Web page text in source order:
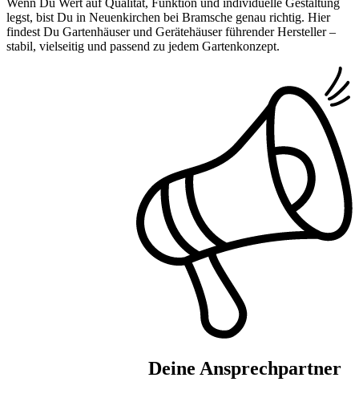
Wenn Du Wert auf Qualität, Funktion und individuelle Gestaltung
legst, bist Du in Neuenkirchen bei Bramsche genau richtig. Hier
findest Du Gartenhäuser und Gerätehäuser führender Hersteller –
stabil, vielseitig und passend zu jedem Gartenkonzept.
Deine Ansprechpartner